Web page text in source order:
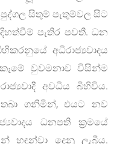
සිතුම් පැතුම්වල සිට
පැතිර පවතී. ධන
අධිරාජ්‍යවාදය
වුවමනාව විසින්ම
අවධිය බිහිවිය.
ගනිමින්, එයට නව
ධනපති ක්‍රමයේ
හඳුන්වා දෙනු ලැබීය.